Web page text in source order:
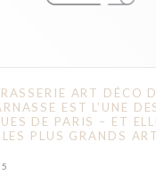
ART DÉCO
EST L’UNE
DE PARIS – ET
LES PLUS GRANDS